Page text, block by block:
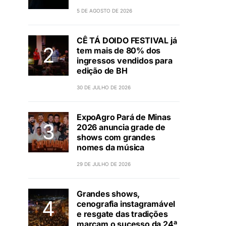
5 DE AGOSTO DE 2026
CÊ TÁ DOIDO FESTIVAL já
tem mais de 80% dos
ingressos vendidos para
edição de BH
30 DE JULHO DE 2026
ExpoAgro Pará de Minas
2026 anuncia grade de
shows com grandes
nomes da música
29 DE JULHO DE 2026
Grandes shows,
cenografia instagramável
e resgate das tradições
marcam o sucesso da 24ª